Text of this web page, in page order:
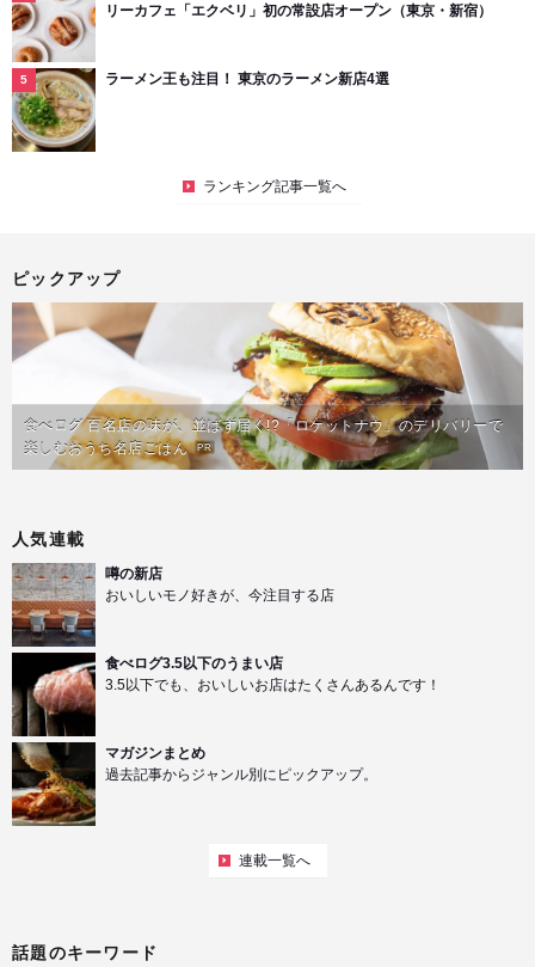
リーカフェ「エクベリ」初の常設店オープン（東京・新宿）
ラーメン王も注目！ 東京のラーメン新店4選
ランキング記事一覧へ
ピックアップ
食べログ 百名店の味が、並ばず届く!?「ロケットナウ」のデリバリーで
楽しむおうち名店ごはん PR
人気連載
噂の新店
おいしいモノ好きが、今注目する店
食べログ3.5以下のうまい店
3.5以下でも、おいしいお店はたくさんあるんです！
マガジンまとめ
過去記事からジャンル別にピックアップ。
連載一覧へ
話題のキーワード